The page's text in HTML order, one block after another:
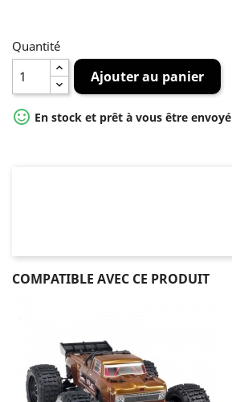
Quantité
Ajouter au panier
 En stock et prêt à vous être envoyé
COMPATIBLE AVEC CE PRODUIT